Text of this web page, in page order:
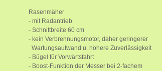
Rasenmäher
- mit Radantrieb
- Schnittbreite 60 cm
- kein Verbrennungsmotor, daher geringerer
Wartungsaufwand u. höhere Zuverlässigkeit
- Bügel für Vorwärtsfahrt
- Boost-Funktion der Messer bei 2-fachem